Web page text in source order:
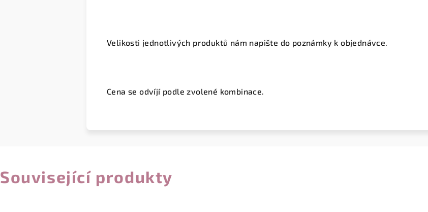
Velikosti jednotlivých produktů nám napište do poznámky k objednávce.
Cena se odvíjí podle zvolené kombinace.
Související produkty